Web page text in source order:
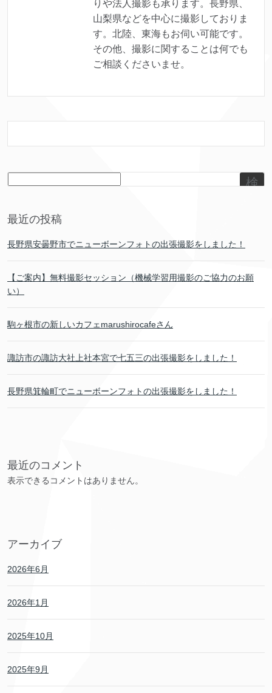
りや法人撮影も承ります。長野県、
山梨県などを中心に撮影しておりま
す。北陸、東海もお伺い可能です。
その他、撮影に関することは何でも
ご相談くださいませ。
検
最近の投稿
長野県安曇野市でニューボーンフォトの出張撮影をしました！
【ご案内】無料撮影セッション（機械学習用撮影のご協力のお願
い）
駒ヶ根市の新しいカフェmarushirocafeさん
諏訪市の諏訪大社上社本宮で七五三の出張撮影をしました！
長野県箕輪町でニューボーンフォトの出張撮影をしました！
最近のコメント
表示できるコメントはありません。
アーカイブ
2026年6月
2026年1月
2025年10月
2025年9月